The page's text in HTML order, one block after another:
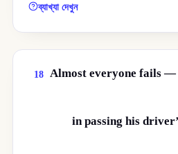
ব্যাখ্যা দেখুন
18 Almost everyone fails
in passing his